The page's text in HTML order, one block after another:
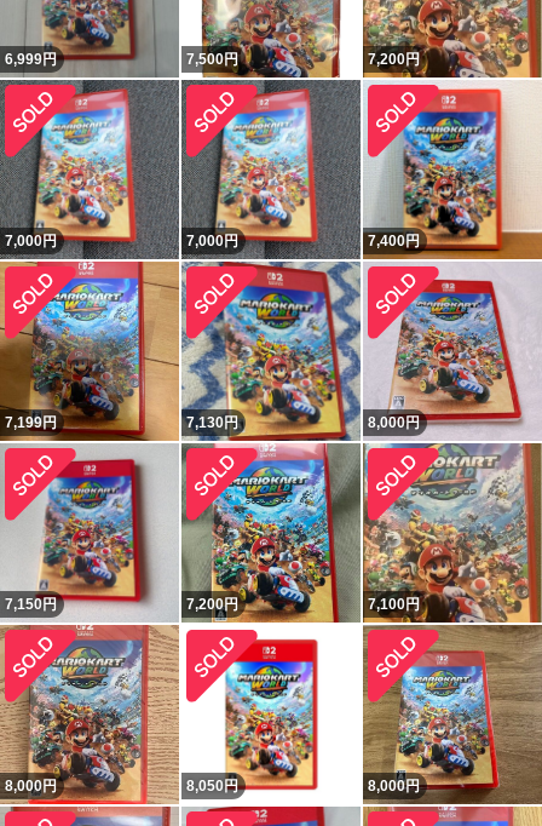
6,999円 7,500円 7,200円
7,000円 7,000円 7,400円
7,199円 7,130円 8,000円
7,150円 7,200円 7,100円
8,000円 8,050円 8,000円